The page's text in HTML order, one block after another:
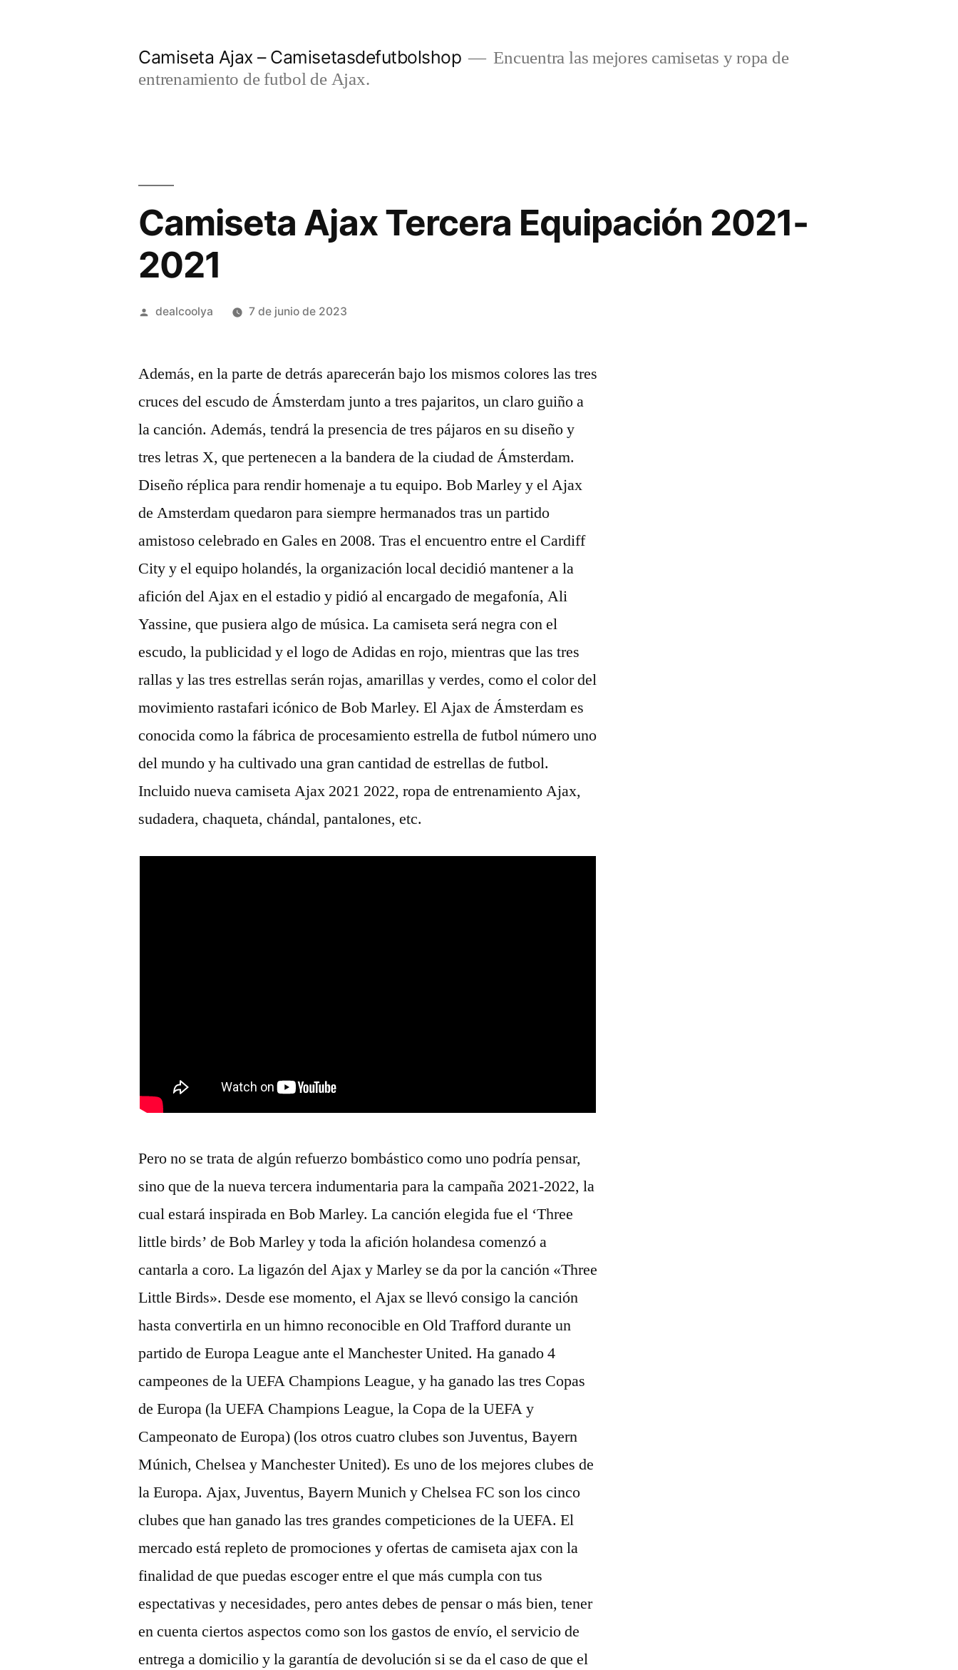
Camiseta Ajax – Camisetasdefutbolshop
Encuentra las mejores camisetas y ropa de
entrenamiento de futbol de Ajax.
Camiseta Ajax Tercera Equipación 2021-
2021
Publicado
dealcoolya 7 de junio de 2023
Además, en la parte de detrás aparecerán bajo los mismos colores las tres
cruces del escudo de Ámsterdam junto a tres pajaritos, un claro guiño a
la canción. Además, tendrá la presencia de tres pájaros en su diseño y
tres letras X, que pertenecen a la bandera de la ciudad de Ámsterdam.
Diseño réplica para rendir homenaje a tu equipo. Bob Marley y el Ajax
de Amsterdam quedaron para siempre hermanados tras un partido
amistoso celebrado en Gales en 2008. Tras el encuentro entre el Cardiff
City y el equipo holandés, la organización local decidió mantener a la
afición del Ajax en el estadio y pidió al encargado de megafonía, Ali
Yassine, que pusiera algo de música. La camiseta será negra con el
escudo, la publicidad y el logo de Adidas en rojo, mientras que las tres
rallas y las tres estrellas serán rojas, amarillas y verdes, como el color del
movimiento rastafari icónico de Bob Marley. El Ajax de Ámsterdam es
conocida como la fábrica de procesamiento estrella de futbol número uno
del mundo y ha cultivado una gran cantidad de estrellas de futbol.
Incluido nueva camiseta Ajax 2021 2022, ropa de entrenamiento Ajax,
sudadera, chaqueta, chándal, pantalones, etc.
Pero no se trata de algún refuerzo bombástico como uno podría pensar,
sino que de la nueva tercera indumentaria para la campaña 2021-2022, la
cual estará inspirada en Bob Marley. La canción elegida fue el ‘Three
little birds’ de Bob Marley y toda la afición holandesa comenzó a
cantarla a coro. La ligazón del Ajax y Marley se da por la canción «Three
Little Birds». Desde ese momento, el Ajax se llevó consigo la canción
hasta convertirla en un himno reconocible en Old Trafford durante un
partido de Europa League ante el Manchester United. Ha ganado 4
campeones de la UEFA Champions League, y ha ganado las tres Copas
de Europa (la UEFA Champions League, la Copa de la UEFA y
Campeonato de Europa) (los otros cuatro clubes son Juventus, Bayern
Múnich, Chelsea y Manchester United). Es uno de los mejores clubes de
la Europa. Ajax, Juventus, Bayern Munich y Chelsea FC son los cinco
clubes que han ganado las tres grandes competiciones de la UEFA. El
mercado está repleto de promociones y ofertas de camiseta ajax con la
finalidad de que puedas escoger entre el que más cumpla con tus
espectativas y necesidades, pero antes debes de pensar o más bien, tener
en cuenta ciertos aspectos como son los gastos de envío, el servicio de
entrega a domicilio y la garantía de devolución si se da el caso de que el